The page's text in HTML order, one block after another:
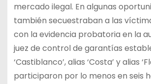
mercado ilegal. En algunas
también secuestraban a las
con la evidencia probatoria en la
juez de control de garantías
‘Castiblanco’, alias ‘Costa’ y alias
participaron por lo menos en seis